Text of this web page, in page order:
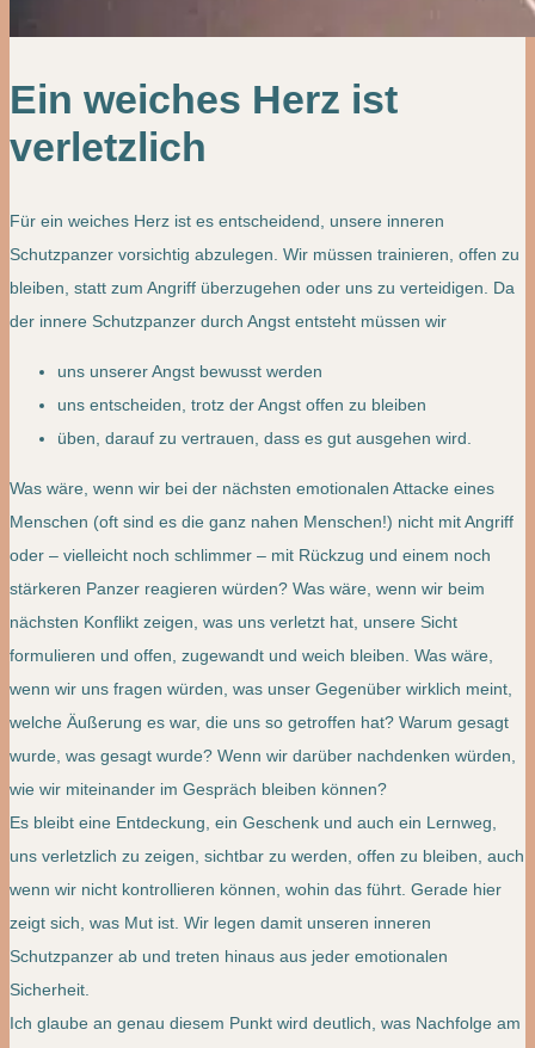
Ein weiches Herz ist
verletzlich
Für ein weiches Herz ist es entscheidend, unsere inneren
Schutzpanzer vorsichtig abzulegen. Wir müssen trainieren, offen zu
bleiben, statt zum Angriff überzugehen oder uns zu verteidigen. Da
der innere Schutzpanzer durch Angst entsteht müssen wir
uns unserer Angst bewusst werden
uns entscheiden, trotz der Angst offen zu bleiben
üben, darauf zu vertrauen, dass es gut ausgehen wird.
Was wäre, wenn wir bei der nächsten emotionalen Attacke eines
Menschen (oft sind es die ganz nahen Menschen!) nicht mit Angriff
oder – vielleicht noch schlimmer – mit Rückzug und einem noch
stärkeren Panzer reagieren würden? Was wäre, wenn wir beim
nächsten Konflikt zeigen, was uns verletzt hat, unsere Sicht
formulieren und offen, zugewandt und weich bleiben. Was wäre,
wenn wir uns fragen würden, was unser Gegenüber wirklich meint,
welche Äußerung es war, die uns so getroffen hat? Warum gesagt
wurde, was gesagt wurde? Wenn wir darüber nachdenken würden,
wie wir miteinander im Gespräch bleiben können?
Es bleibt eine Entdeckung, ein Geschenk und auch ein Lernweg,
uns verletzlich zu zeigen, sichtbar zu werden, offen zu bleiben, auch
wenn wir nicht kontrollieren können, wohin das führt. Gerade hier
zeigt sich, was Mut ist. Wir legen damit unseren inneren
Schutzpanzer ab und treten hinaus aus jeder emotionalen
Sicherheit.
Ich glaube an genau diesem Punkt wird deutlich, was Nachfolge am